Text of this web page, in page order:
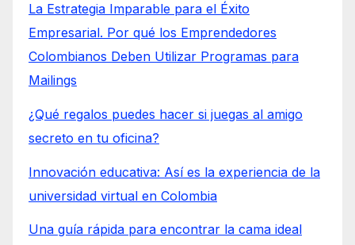
La Estrategia Imparable para el Éxito
Empresarial. Por qué los Emprendedores
Colombianos Deben Utilizar Programas para
Mailings
¿Qué regalos puedes hacer si juegas al amigo
secreto en tu oficina?
Innovación educativa: Así es la experiencia de la
universidad virtual en Colombia
Una guía rápida para encontrar la cama ideal